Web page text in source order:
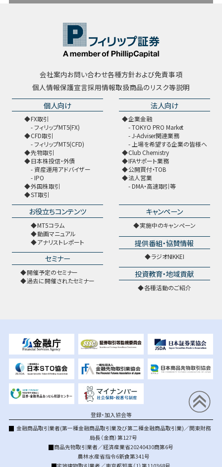
会社案内お問い合わせ各種方針および免責事項
個人情報保護宣言採用情報取扱商品のリスク等説明
個人向け
FX取引
フィリップMT5(FX)
CFD取引
フィリップMT5(CFD)
先物取引
日本株投信・外債
資産運用アドバイザー
IPO
外国株取引
ST取引
法人向け
企業金融
TOKYO PRO Market
J-Adviser関連業務
上場を希望する企業の皆様へ
Club Chemistry
IFAサポート業務
公開買付・TOB
法人営業
DMA・高速取引等
お役立ちコンテンツ
MT5コラム
動画マニュアル
アナリストレポート
セミナー
開催予定のセミナー
過去に開催されたセミナー
キャンペーン
実施中のキャンペーン
提供番組・協賛情報
ラジオNIKKEI
投資教育・地域貢献
各種活動のご紹介
登録・加入協会等
金融商品取引業者(第一種金融商品取引業及び第二種金融商品取引業)／関東財務
局長（金商）第127号
商品先物取引業者／経済産業省20240430商第6号
農林水産省指令6新食第341号